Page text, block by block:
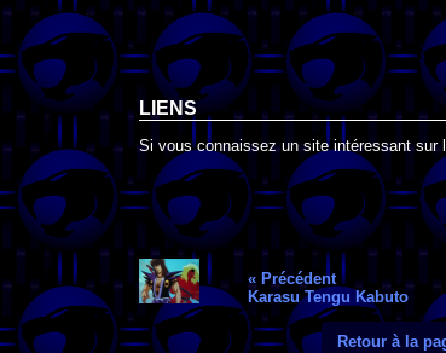
LIENS
Si vous connaissez un site intéressant sur
« Précédent
Karasu Tengu Kabuto
Retour à la